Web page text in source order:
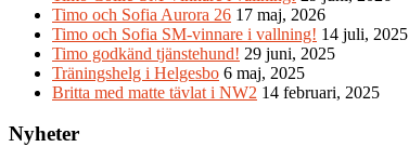
Timo och Sofia Aurora 26 17 maj, 2026
Timo och Sofia SM-vinnare i vallning! 14 juli, 2025
Timo godkänd tjänstehund! 29 juni, 2025
Träningshelg i Helgesbo 6 maj, 2025
Britta med matte tävlat i NW2 14 februari, 2025
Nyheter